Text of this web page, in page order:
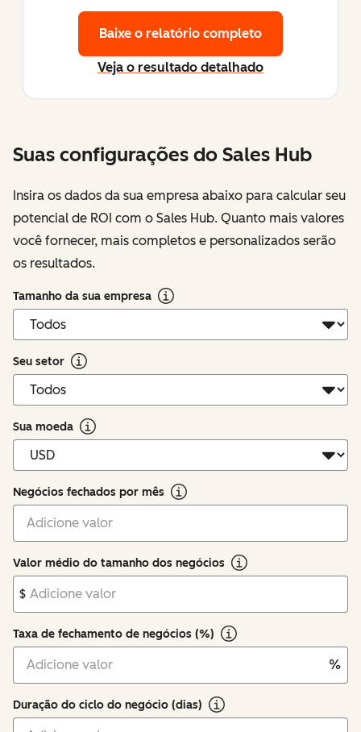
Suas configurações do Sales Hub
Insira os dados da sua empresa abaixo para calcular seu
potencial de ROI com o Sales Hub. Quanto mais valores
você fornecer, mais completos e personalizados serão
os resultados.
Tamanho da sua empresa
Seu setor
Sua moeda
Negócios fechados por mês
Valor médio do tamanho dos negócios
$
Taxa de fechamento de negócios (%)
%
Duração do ciclo do negócio (dias)
Veja o resultado detalhado
Baixe o relatório completo